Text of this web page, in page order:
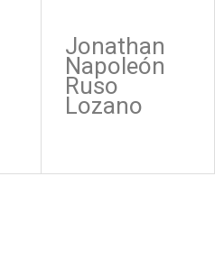
Jonathan
Napoleón
Ruso
Lozano